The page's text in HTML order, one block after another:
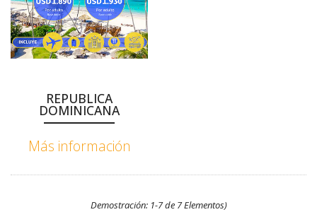
REPUBLICA
DOMINICANA
Más información
Demostración: 1-7 de 7 Elementos)